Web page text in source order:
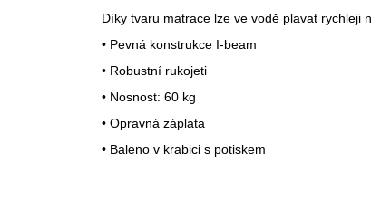
Díky tvaru matrace lze ve vodě plavat rychleji
• Pevná konstrukce I-beam
• Robustní rukojeti
• Nosnost: 60 kg
• Opravná záplata
• Baleno v krabici s potiskem